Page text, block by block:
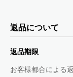
返品について
返品期限
お客様都合による